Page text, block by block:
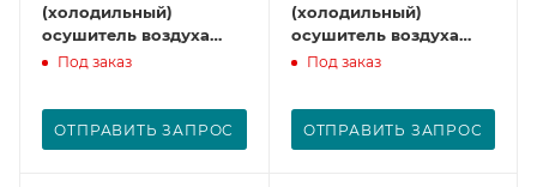
(холодильный)
осушитель воздуха
CDX450
Под заказ
ОТПРАВИТЬ ЗАПРОС
(холодильный)
осушитель воздуха
CDX500
Под заказ
ОТПРАВИТЬ ЗАПРОС